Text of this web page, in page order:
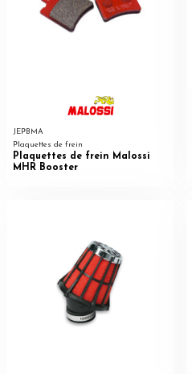
JEPBMA
Plaquettes de frein
Plaquettes de frein Malossi
MHR Booster